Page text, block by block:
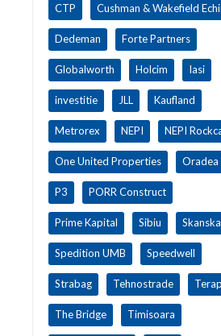
CTP Cushman & Wakefield
Dedeman Forte Partners
Globalworth Holcim Iasi
investitie JLL Kaufland
Metrorex NEPI NEPI
One United Properties Oradea
P3 PORR Construct
Prime Kapital Sibiu Skanska
Spedition UMB Speedwell
Strabag Tehnostrade
The Bridge Timisoara